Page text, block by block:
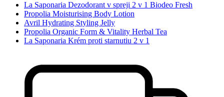
La Saponaria Dezodorant v spreji 2 v 1 Biodeo Fresh
Propolia Moisturising Body Lotion
Avril Hydrating Styling Jelly
Propolia Organic Form & Vitality Herbal Tea
La Saponaria Krém proti starnutiu 2 v 1